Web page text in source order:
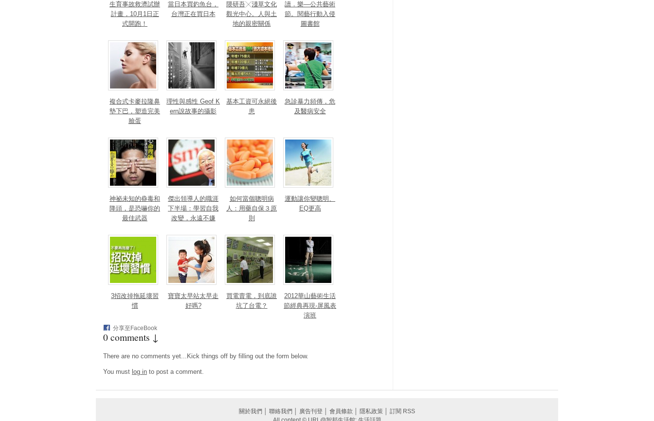
生育事故救濟試辦
計畫，10月1日正
式開跑！
當日本買釣魚台，
台灣正在買日本
隈研吾╳淺草文化
觀光中心。人與土
地的親密關係
讀．樂—公共藝術
節。閱藝行動入侵
圖書館
複合式卡麥拉隆鼻
墊下巴，塑造完美
臉蛋
理性與感性 Geof K
ern說故事的攝影
基本工資可永絕後
患
急診暴力頻傳，危
及醫病安全
神祕未知的蠱毒和
降頭，是恐嚇你的
最佳武器
傑出領導人的職涯
下半場：學習自我
改變，永遠不嫌
如何當個聰明病
人：用藥自保３原
則
運動讓你變聰明、
EQ更高
3招改掉拖延壞習
慣
寶寶太早站太早走
好嗎?
買電賣電，到底誰
坑了台電？
2012華山藝術生活
節經典再現-屏風表
演班
分享至FaceBook
0 comments ↓
There are no comments yet...Kick things off by filling out the form below.
You must log in to post a comment.
關於我們 聯絡我們 廣告刊登 會員條款 隱私政策
訂閱 RSS